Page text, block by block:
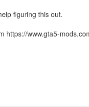
figuring this out.
https://www.gta5-